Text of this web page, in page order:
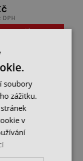
DO KOŠÍKU
soubory
zážitku.
v